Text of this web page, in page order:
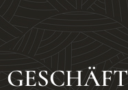
GESCHÄFT